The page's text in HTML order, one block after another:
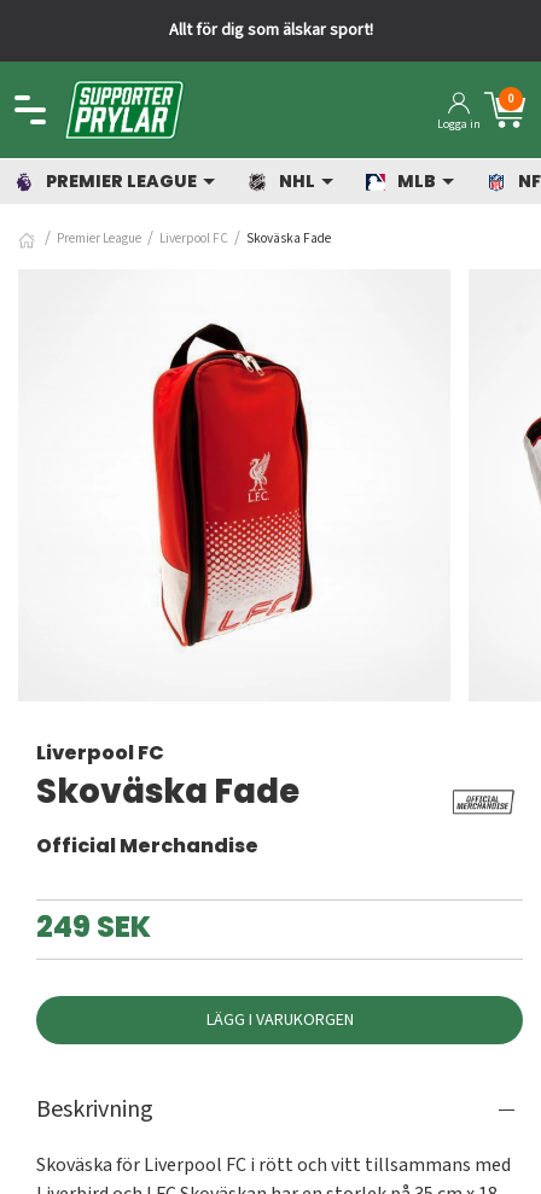
Allt för dig som älskar sport!
Logga in
0
PREMIER LEAGUE NHL MLB
Premier League Liverpool FC Skoväska Fade
Liverpool FC
Skoväska Fade
Official Merchandise
249 SEK
LÄGG I VARUKORGEN
Beskrivning
Skoväska för Liverpool FC i rött och vitt tillsammans med